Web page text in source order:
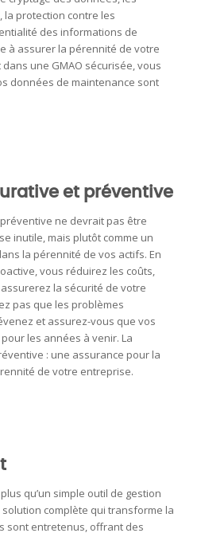
protection contre les
des informations de
à assurer la pérennité de votre
une GMAO sécurisée, vous
données de maintenance sont
et préventive
ne devrait pas être
inutile, mais plutôt comme un
la pérennité de vos actifs. En
vous réduirez les coûts,
la sécurité de votre
pas que les problèmes
et assurez-vous que vos
les années à venir. La
: une assurance pour la
de votre entreprise.
qu’un simple outil de gestion
solution complète qui transforme la
sont entretenus, offrant des